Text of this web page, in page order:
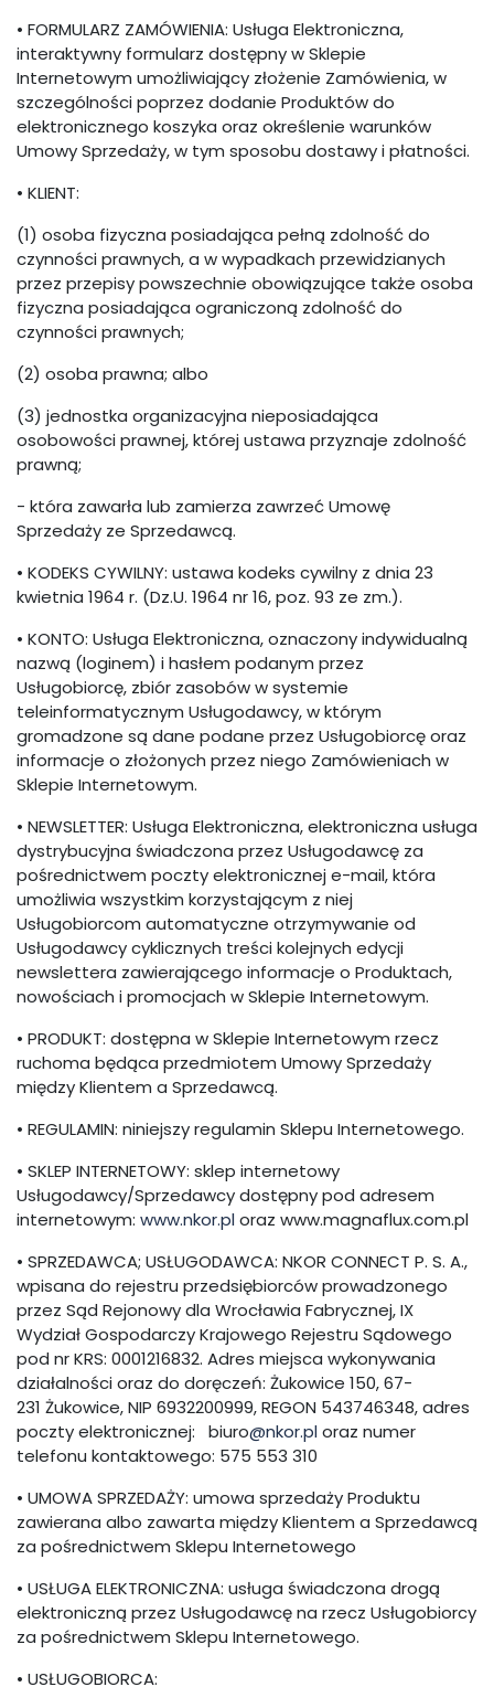
• FORMULARZ ZAMÓWIENIA: Usługa Elektroniczna,
interaktywny formularz dostępny w Sklepie
Internetowym umożliwiający złożenie Zamówienia, w
szczególności poprzez dodanie Produktów do
elektronicznego koszyka oraz określenie warunków
Umowy Sprzedaży, w tym sposobu dostawy i płatności.
• KLIENT:
(1) osoba fizyczna posiadająca pełną zdolność do
czynności prawnych, a w wypadkach przewidzianych
przez przepisy powszechnie obowiązujące także osoba
fizyczna posiadająca ograniczoną zdolność do
czynności prawnych;
(2) osoba prawna; albo
(3) jednostka organizacyjna nieposiadająca
osobowości prawnej, której ustawa przyznaje zdolność
prawną;
- która zawarła lub zamierza zawrzeć Umowę
Sprzedaży ze Sprzedawcą.
• KODEKS CYWILNY: ustawa kodeks cywilny z dnia 23
kwietnia 1964 r. (Dz.U. 1964 nr 16, poz. 93 ze zm.).
• KONTO: Usługa Elektroniczna, oznaczony indywidualną
nazwą (loginem) i hasłem podanym przez
Usługobiorcę, zbiór zasobów w systemie
teleinformatycznym Usługodawcy, w którym
gromadzone są dane podane przez Usługobiorcę oraz
informacje o złożonych przez niego Zamówieniach w
Sklepie Internetowym.
• NEWSLETTER: Usługa Elektroniczna, elektroniczna usługa
dystrybucyjna świadczona przez Usługodawcę za
pośrednictwem poczty elektronicznej e-mail, która
umożliwia wszystkim korzystającym z niej
Usługobiorcom automatyczne otrzymywanie od
Usługodawcy cyklicznych treści kolejnych edycji
newslettera zawierającego informacje o Produktach,
nowościach i promocjach w Sklepie Internetowym.
• PRODUKT: dostępna w Sklepie Internetowym rzecz
ruchoma będąca przedmiotem Umowy Sprzedaży
między Klientem a Sprzedawcą.
• REGULAMIN: niniejszy regulamin Sklepu Internetowego.
• SKLEP INTERNETOWY: sklep internetowy
Usługodawcy/Sprzedawcy dostępny pod adresem
internetowym: www.nkor.ploraz www.magnaflux.com.pl
• SPRZEDAWCA; USŁUGODAWCA: NKOR CONNECT P. S. A.,
wpisana do rejestru przedsiębiorców prowadzonego
przez Sąd Rejonowy dla Wrocławia Fabrycznej, IX
Wydział Gospodarczy Krajowego Rejestru Sądowego
pod nr KRS: 0001216832. Adres miejsca wykonywania
działalności oraz do doręczeń: Żukowice 150, 67-
231 Żukowice, NIP 6932200999, REGON 543746348, adres
poczty elektronicznej: biuro@nkor.ploraz numer
telefonu kontaktowego: 575 553 310
• UMOWA SPRZEDAŻY: umowa sprzedaży Produktu
zawierana albo zawarta między Klientem a Sprzedawcą
za pośrednictwem Sklepu Internetowego
• USŁUGA ELEKTRONICZNA: usługa świadczona drogą
elektroniczną przez Usługodawcę na rzecz Usługobiorcy
za pośrednictwem Sklepu Internetowego.
• USŁUGOBIORCA: